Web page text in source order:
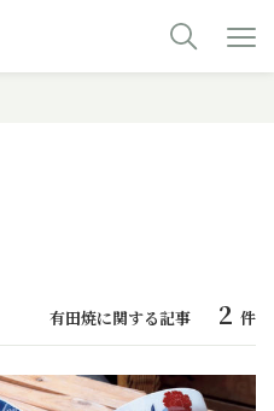
有田焼に関する記事 2 件